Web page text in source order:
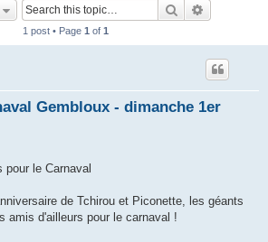
Search
1 post • Page 1 of 1
Gembloux - dimanche 1er
pour le Carnaval
de Tchirou et Piconette, les géants
amis d'ailleurs pour le carnaval !